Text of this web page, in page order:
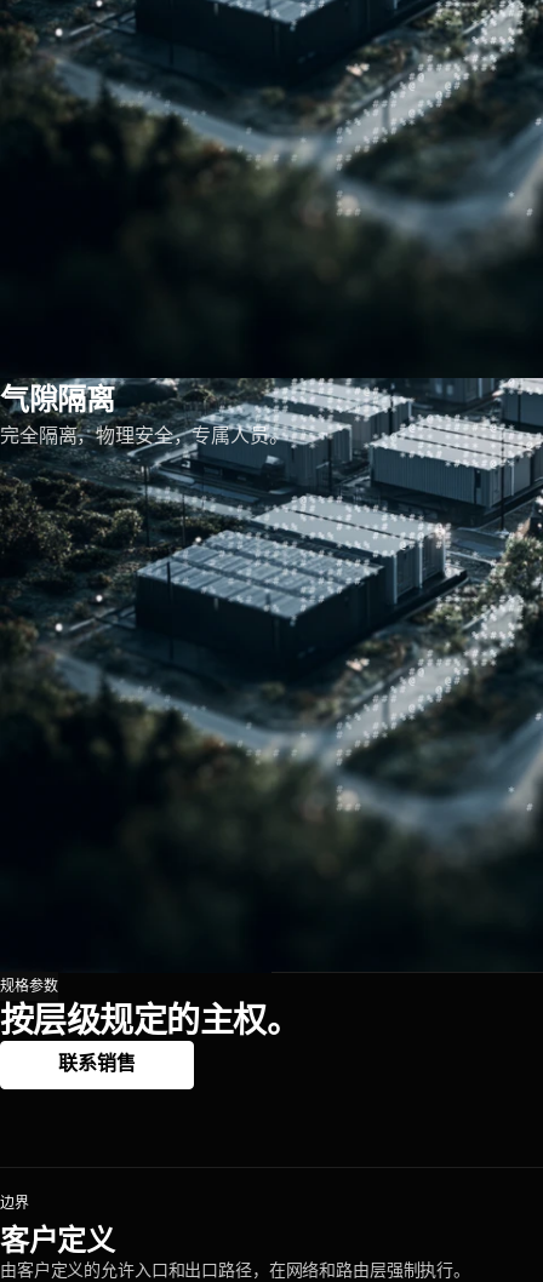
气隙隔离
完全隔离，物理安全，专属人员。
规格参数
按层级规定的主权。
联系销售
边界
客户定义
由客户定义的允许入口和出口路径，在网络和路由层强制执行。